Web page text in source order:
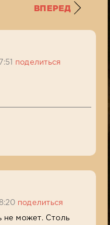
ВПЕРЕД
поделиться
поделиться
не может. Столь